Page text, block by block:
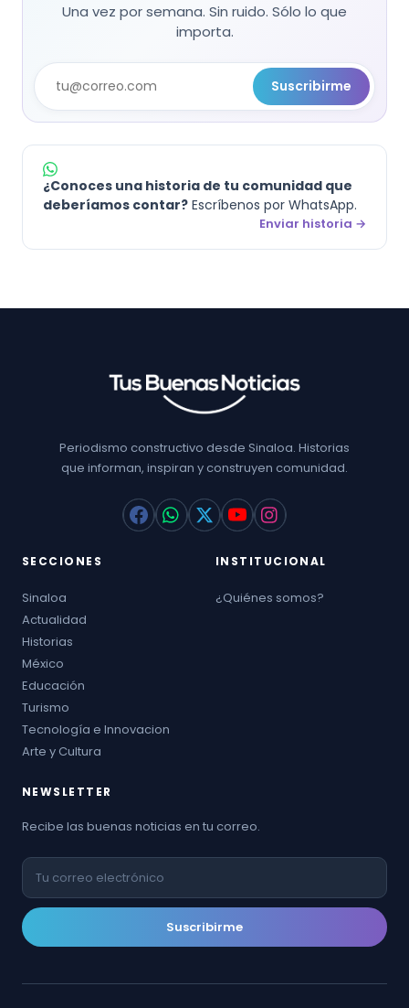
Una vez por semana. Sin ruido. Sólo lo que
importa.
Suscribirme
¿Conoces una historia de tu comunidad que
deberíamos contar? Escríbenos por WhatsApp.
Enviar historia →
Periodismo constructivo desde Sinaloa. Historias
que informan, inspiran y construyen comunidad.
SECCIONES
Sinaloa
Actualidad
Historias
México
Educación
Turismo
Tecnología e Innovacion
Arte y Cultura
INSTITUCIONAL
¿Quiénes somos?
NEWSLETTER
Recibe las buenas noticias en tu correo.
Suscribirme